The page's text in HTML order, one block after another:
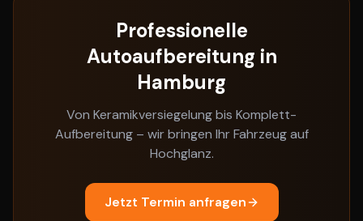
Professionelle
Autoaufbereitung in
Hamburg
Von Keramikversiegelung bis Komplett-
Aufbereitung – wir bringen Ihr Fahrzeug auf
Hochglanz.
Jetzt Termin anfragen